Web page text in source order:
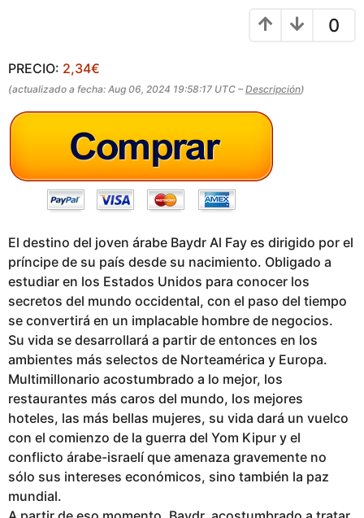
o
s
g
0
PRECIO: 2,34€
(actualizado a fecha: Aug 06, 2024 19:58:17 UTC – Descripción)
El destino del joven árabe Baydr Al Fay es dirigido por el
príncipe de su país desde su nacimiento. Obligado a
estudiar en los Estados Unidos para conocer los
secretos del mundo occidental, con el paso del tiempo
se convertirá en un implacable hombre de negocios.
Su vida se desarrollará a partir de entonces en los
ambientes más selectos de Norteamérica y Europa.
Multimillonario acostumbrado a lo mejor, los
restaurantes más caros del mundo, los mejores
hoteles, las más bellas mujeres, su vida dará un vuelco
con el comienzo de la guerra del Yom Kipur y el
conflicto árabe-israelí que amenaza gravemente no
sólo sus intereses económicos, sino también la paz
mundial.